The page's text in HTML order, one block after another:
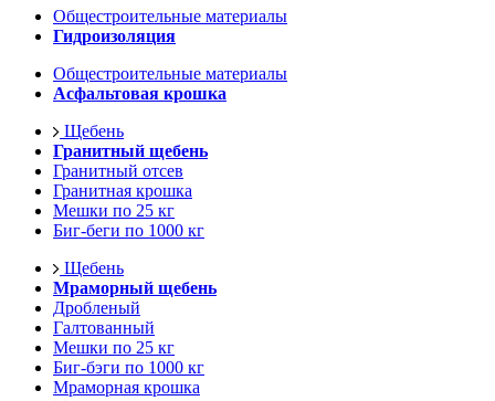
Общестроительные материалы
Гидроизоляция
Общестроительные материалы
Асфальтовая крошка
Щебень
Гранитный щебень
Гранитный отсев
Гранитная крошка
Мешки по 25 кг
Биг-беги по 1000 кг
Щебень
Мраморный щебень
Дробленый
Галтованный
Мешки по 25 кг
Биг-бэги по 1000 кг
Мраморная крошка